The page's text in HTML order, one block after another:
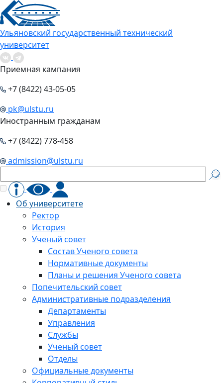
Ульяновский государственный технический
университет
Приемная кампания
+7 (8422) 43-05-05
pk@ulstu.ru
Иностранным гражданам
+7 (8422) 778-458
admission@ulstu.ru
Об университете
Ректор
История
Ученый совет
Состав Ученого совета
Нормативные документы
Планы и решения Ученого совета
Попечительский совет
Административные подразделения
Департаменты
Управления
Службы
Ученый совет
Отделы
Официальные документы